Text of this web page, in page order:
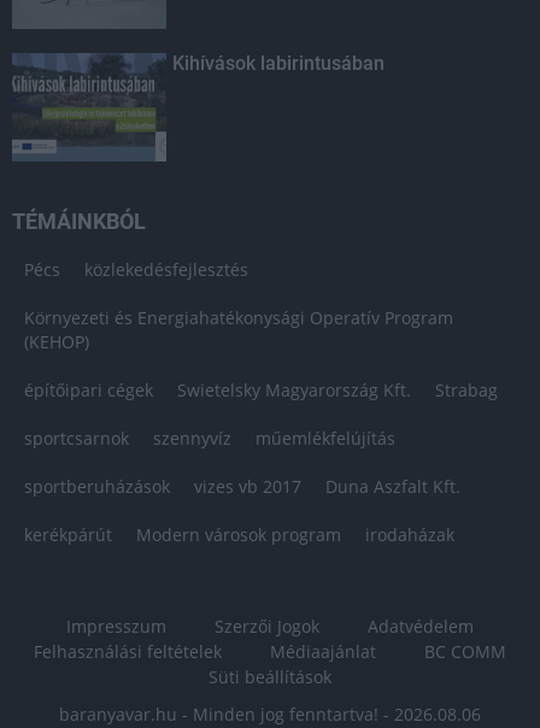
Kihívások labirintusában
TÉMÁINKBÓL
Pécs közlekedésfejlesztés
Környezeti és Energiahatékonysági Operatív Program
(KEHOP)
építőipari cégek Swietelsky Magyarország Kft. Strabag
sportcsarnok szennyvíz műemlékfelújítás
sportberuházások vizes vb 2017 Duna Aszfalt Kft.
kerékpárút Modern városok program irodaházak
Impresszum Szerzői Jogok
Adatvédelem
Felhasználási feltételek
Médiaajánlat
BC COMM
Süti beállítások
baranyavar.hu - Minden jog fenntartva! - 2026.08.06